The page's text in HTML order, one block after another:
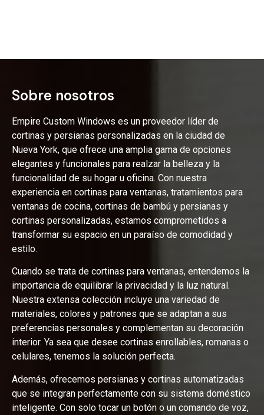
Sobre nosotros
Empire Custom Windows es un proveedor líder de
cortinas y persianas personalizadas en la ciudad de
Nueva York, que ofrece una amplia gama de opciones
elegantes y funcionales para realzar la belleza y la
funcionalidad de su hogar u oficina. Con nuestra
experiencia en cortinas para ventanas, tratamientos para
ventanas de cocina, cortinas de bambú y persianas y
cortinas personalizadas, estamos comprometidos a
transformar su espacio en un paraíso de comodidad y
estilo.
Cuando se trata de cortinas para ventanas, entendemos la
importancia de equilibrar la privacidad y la luz natural.
Nuestra extensa colección incluye una variedad de
materiales, colores y patrones que se adaptan a sus
preferencias personales y complementan su decoración
interior. Ya sea que desee cortinas enrollables, romanas o
celulares, tenemos la solución perfecta.
Además, ofrecemos persianas y cortinas automatizadas
que se integran perfectamente con su sistema doméstico
inteligente. Con solo tocar un botón o un comando de voz,